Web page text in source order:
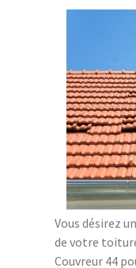
Vous désirez
de votre
Couvreur 44